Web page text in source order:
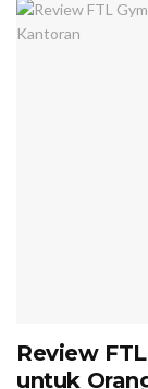
Review
untuk